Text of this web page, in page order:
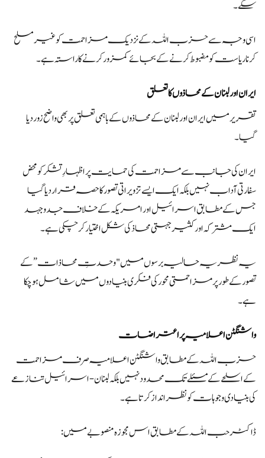
سکے۔
اسی وجہ سے حزب اللہ کے نزدیک مزاحمت کو غیر مسلح
کرنا ریاست کو مضبوط کرنے کے بجائے کمزور کرنے کا راستہ ہے۔
ایران اور لبنان کے محاذوں کا تعلق
تقریر میں ایران اور لبنان کے محاذوں کے باہمی تعلق پر بھی واضح زور دیا
گیا۔
ایران کی جانب سے مزاحمت کی حمایت پر اظہارِ تشکر کو محض
سفارتی آداب نہیں بلکہ ایک ایسے تزویراتی تصور کا حصہ قرار دیا گیا
جس کے مطابق اسرائیل اور امریکہ کے خلاف جدوجہد
ایک مشترکہ اور کثیر جہتی محاذ کی شکل اختیار کر چکی ہے۔
یہ نظریہ حالیہ برسوں میں "وحدتِ محاذات”کے
تصور کے طور پر مزاحمتی محور کی فکری بنیادوں میں شامل ہو چکا
ہے۔
واشنگٹن اعلامیہ پر اعتراضات
حزب اللہ کے مطابق واشنگٹن اعلامیہ صرف مزاحمت
کے اسلحے کے مسئلے تک محدود نہیں بلکہ لبنان-اسرائیل تنازعے
کی بنیادی وجوہات کو نظرانداز کرتا ہے۔
ڈاکٹر حب اللہ کے مطابق اس مجوزہ منصوبے میں: